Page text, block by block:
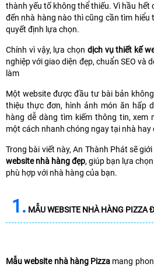
thành yếu tố không thể thiếu. Vì hầu hết
đến nhà hàng nào thì cũng cần tìm
quyết định lựa chọn.
Chính vì vậy, lựa chọn dịch vụ thiết kế
nghiệp với giao diện đẹp, chuẩn SEO và
làm
Một website được đầu tư bài bản
thiệu thực đơn, hình ảnh món ăn hấp
hàng dễ dàng tìm kiếm thông tin, xem
một cách nhanh chóng ngay tại nhà hay
Trong bài viết này, An Thành Phát sẽ
website nhà hàng đẹp, giúp bạn lựa
phù hợp với nhà hàng của bạn.
1. MẪU WEBSITE NHÀ HÀNG PIZZA
Mẫu website nhà hàng Pizza mang